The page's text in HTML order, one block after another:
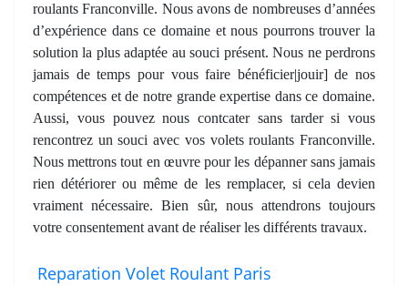
roulants Franconville. Nous avons de nombreuses d’années
d’expérience dans ce domaine et nous pourrons trouver la
solution la plus adaptée au souci présent. Nous ne perdrons
jamais de temps pour vous faire bénéficier|jouir] de nos
compétences et de notre grande expertise dans ce domaine.
Aussi, vous pouvez nous contcater sans tarder si vous
rencontrez un souci avec vos volets roulants Franconville.
Nous mettrons tout en œuvre pour les dépanner sans jamais
rien détériorer ou même de les remplacer, si cela devien
vraiment nécessaire. Bien sûr, nous attendrons toujours
votre consentement avant de réaliser les différents travaux.
Reparation Volet Roulant Paris